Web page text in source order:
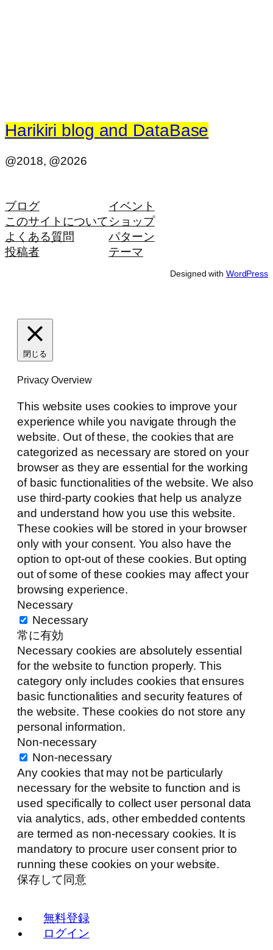
Harikiri blog and DataBase
@2018, @2026
ブログ
このサイトについて
よくある質問
投稿者
イベント
ショップ
パターン
テーマ
Designed with WordPress
閉じる
Privacy Overview
This website uses cookies to improve your
experience while you navigate through the
website. Out of these, the cookies that are
categorized as necessary are stored on your
browser as they are essential for the working
of basic functionalities of the website. We also
use third-party cookies that help us analyze
and understand how you use this website.
These cookies will be stored in your browser
only with your consent. You also have the
option to opt-out of these cookies. But opting
out of some of these cookies may affect your
browsing experience.
Necessary
Necessary
常に有効
Necessary cookies are absolutely essential
for the website to function properly. This
category only includes cookies that ensures
basic functionalities and security features of
the website. These cookies do not store any
personal information.
Non-necessary
Non-necessary
Any cookies that may not be particularly
necessary for the website to function and is
used specifically to collect user personal data
via analytics, ads, other embedded contents
are termed as non-necessary cookies. It is
mandatory to procure user consent prior to
running these cookies on your website.
保存して同意
無料登録
ログイン